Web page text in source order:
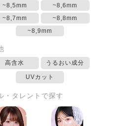
~8,5mm
~8,6mm
~8,7mm
~8,8mm
~8,9mm
高含水 うるおい成分
UVカット
・タレントで探す